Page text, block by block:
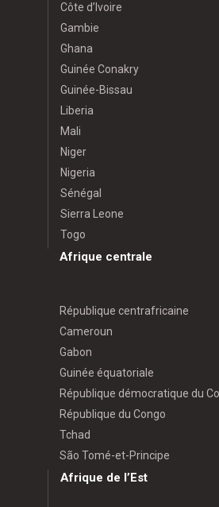
Côte d’Ivoire
Gambie
Ghana
Guinée Conakry
Guinée-Bissau
Liberia
Mali
Niger
Nigeria
Sénégal
Sierra Leone
Togo
Afrique centrale
République centrafricaine
Cameroun
Gabon
Guinée équatoriale
République démocratique du
République du Congo
Tchad
São Tomé-et-Principe
Afrique de l’Est